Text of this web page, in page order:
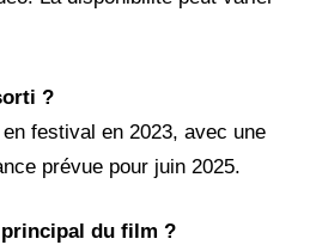
?
festival en 2023, avec une
prévue pour juin 2025.
du film ?